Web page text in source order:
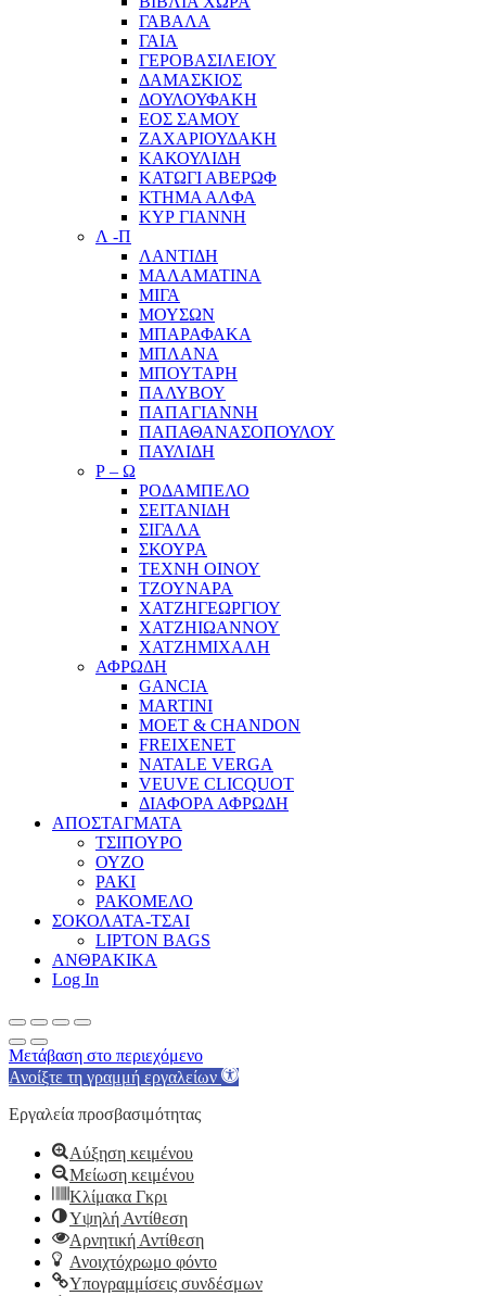
ΓΑΒΑΛΑ
ΓΑΙΑ
ΓΕΡΟΒΑΣΙΛΕΙΟΥ
ΔΑΜΑΣΚΙΟΣ
ΔΟΥΛΟΥΦΑΚΗ
ΕΟΣ ΣΑΜΟΥ
ΖΑΧΑΡΙΟΥΔΑΚΗ
ΚΑΚΟΥΛΙΔΗ
ΚΑΤΩΓΙ ΑΒΕΡΩΦ
ΚΤΗΜΑ ΑΛΦΑ
ΚΥΡ ΓΙΑΝΝΗ
Λ -Π
ΛΑΝΤΙΔΗ
ΜΑΛΑΜΑΤΙΝΑ
ΜΙΓΑ
ΜΟΥΣΩΝ
ΜΠΑΡΑΦΑΚΑ
ΜΠΛΑΝΑ
ΜΠΟΥΤΑΡΗ
ΠΑΛΥΒΟΥ
ΠΑΠΑΓΙΑΝΝΗ
ΠΑΠΑΘΑΝΑΣΟΠΟΥΛΟΥ
ΠΑΥΛΙΔΗ
Ρ – Ω
ΡΟΔΑΜΠΕΛΟ
ΣΕΙΤΑΝΙΔΗ
ΣΙΓΑΛΑ
ΣΚΟΥΡΑ
ΤΕΧΝΗ ΟΙΝΟΥ
ΤΖΟΥΝΑΡΑ
ΧΑΤΖΗΓΕΩΡΓΙΟΥ
ΧΑΤΖΗΙΩΑΝΝΟΥ
ΧΑΤΖΗΜΙΧΑΛΗ
ΑΦΡΩΔΗ
GANCIA
MARTINI
MOET & CHANDON
FREIXENET
NATALE VERGA
VEUVE CLICQUOT
ΔΙΑΦΟΡΑ ΑΦΡΩΔΗ
ΑΠΟΣΤΑΓΜΑΤΑ
ΤΣΙΠΟΥΡΟ
ΟΥΖΟ
ΡΑΚΙ
ΡΑΚΟΜΕΛΟ
ΣΟΚΟΛΑΤΑ-ΤΣΑΙ
LIPTON BAGS
ΑΝΘΡΑΚΙΚΑ
Log In
Μετάβαση στο περιεχόμενο
Ανοίξτε τη γραμμή εργαλείων
Εργαλεία προσβασιμότητας
Αύξηση κειμένου
Μείωση κειμένου
Κλίμακα Γκρι
Υψηλή Αντίθεση
Αρνητική Αντίθεση
Ανοιχτόχρωμο φόντο
Υπογραμμίσεις συνδέσμων